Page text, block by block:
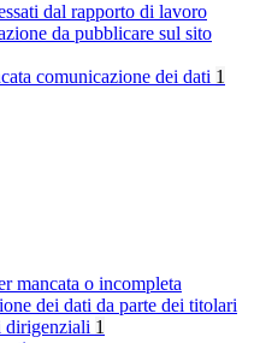
dal rapporto di lavoro
da pubblicare sul sito
comunicazione dei dati 1
mancata o incompleta
dei dati da parte dei titolari
dirigenziali 1